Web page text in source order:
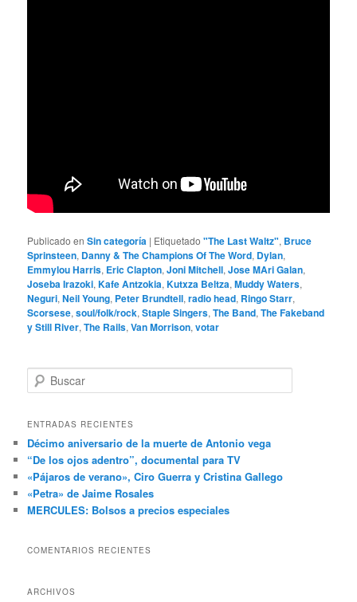
Publicado en Sin categoría | Etiquetado "The Last Waltz", Bruce
Sprinsteen, Danny & The Champions Of The Word, Dylan,
Emmylou Harris, Eric Clapton,Joni Mitchell,Jose MAri Galan,
Joseba Irazoki,Kafe Antzokia,Kutxza Beltza,Muddy Waters,
Neguri,Neil Young, Peter Brundtell,radio head, Ringo Starr,
Scorsese,soul/folk/rock,Staple Singers,The Band,The Fakeband
y Still River,The Rails,Van Morrison,votar
u
c
r
ENTRADAS RECIENTES
Décimo aniversario de la muerte de Antonio vega
“De los ojos adentro”, documental para TV
«Pájaros de verano», Ciro Guerra y Cristina Gallego
«Petra» de Jaime Rosales
MERCULES: Bolsos a precios especiales
COMENTARIOS RECIENTES
ARCHIVOS